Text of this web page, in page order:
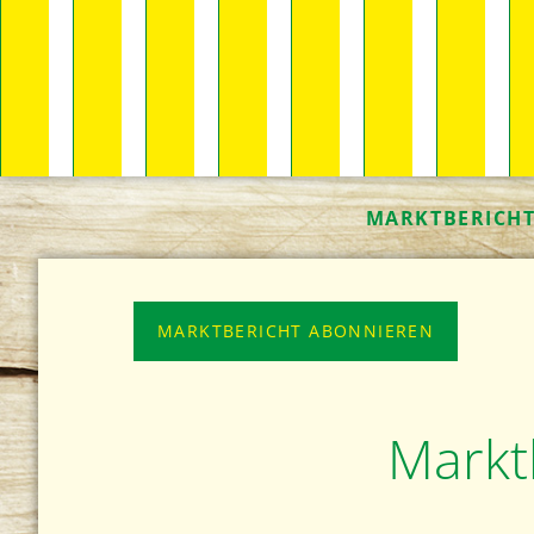
MARKTBERICHT ABONNIEREN